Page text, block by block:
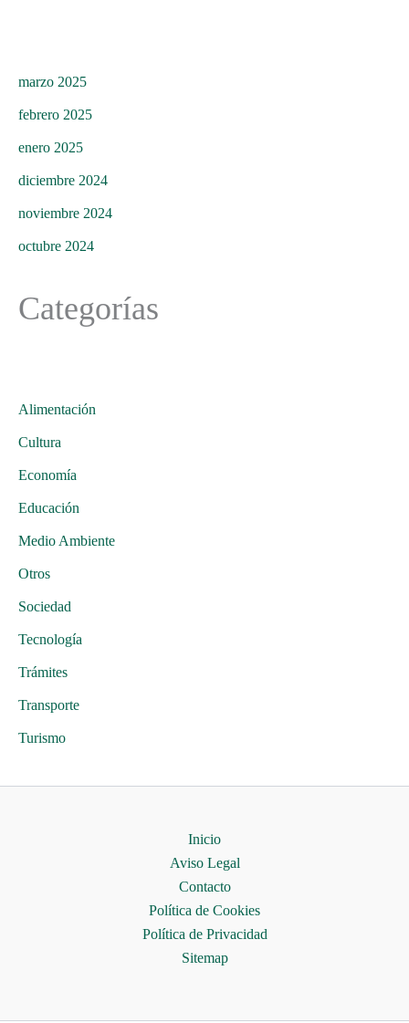
marzo 2025
febrero 2025
enero 2025
diciembre 2024
noviembre 2024
octubre 2024
Categorías
Alimentación
Cultura
Economía
Educación
Medio Ambiente
Otros
Sociedad
Tecnología
Trámites
Transporte
Turismo
Inicio
Aviso Legal
Contacto
Política de Cookies
Política de Privacidad
Sitemap